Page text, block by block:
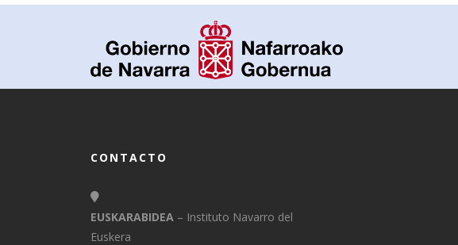
CONTACTO
EUSKARABIDEA – Instituto Navarro del
Euskera